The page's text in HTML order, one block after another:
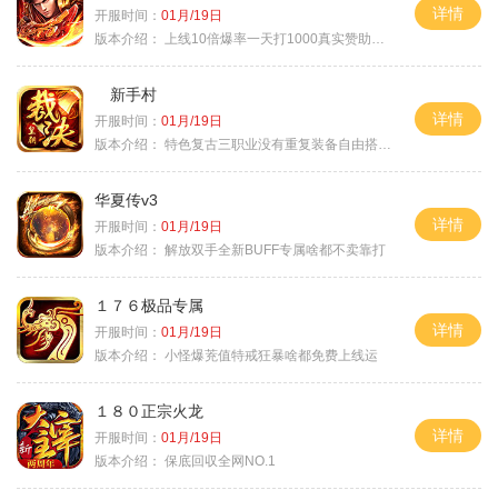
开服时间： 01月/19日
版本介绍：
上线10倍爆率一天打1000真实赞助一夜终
详情
新手村
开服时间： 01月/19日
版本介绍： 特色复古三职业没有重复装备自由搭配私
详情
华夏传v3
开服时间： 01月/19日
版本介绍： 解放双手全新BUFF专属啥都不卖靠打
详情
１７６极品专属
开服时间： 01月/19日
版本介绍： 小怪爆茺值特戒狂暴啥都免费上线运
详情
１８０正宗火龙
开服时间： 01月/19日
版本介绍： 保底回収全网NO.1
详情